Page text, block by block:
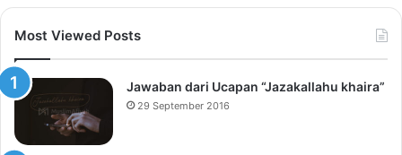
Most Viewed Posts
Jawaban dari Ucapan “Jazakallahu khaira”
29 September 2016